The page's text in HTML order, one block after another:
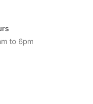
to 6pm